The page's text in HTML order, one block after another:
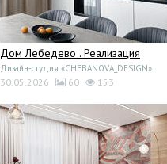
Дом Лебедево . Реализация
Дизайн-студия «CHEBANOVA_DESIGN»
30.05.2026 60 153